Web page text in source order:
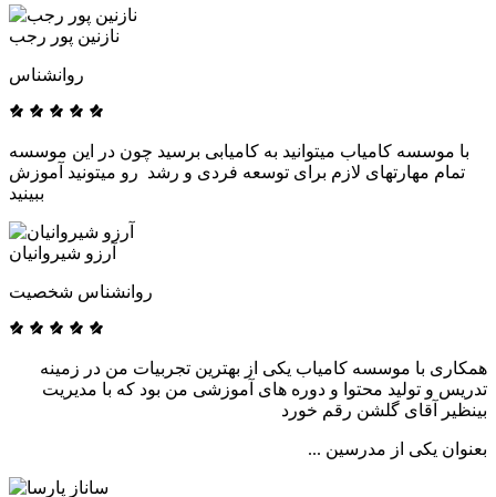
نازنین پور رجب
روانشناس
با موسسه کامیاب میتوانید به کامیابی برسید چون در این موسسه
تمام مهارتهای لازم برای توسعه فردی و رشد رو میتونید آموزش
ببینید
آرزو شیروانیان
روانشناس شخصیت
همکاری با موسسه کامیاب یکی از بهترین تجربیات من در زمینه
تدریس و تولید محتوا و دوره های آموزشی من بود که با مدیریت
بینظیر آقای گلشن رقم خورد
بعنوان یکی از مدرسین ...